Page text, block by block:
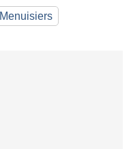
Menuisiers